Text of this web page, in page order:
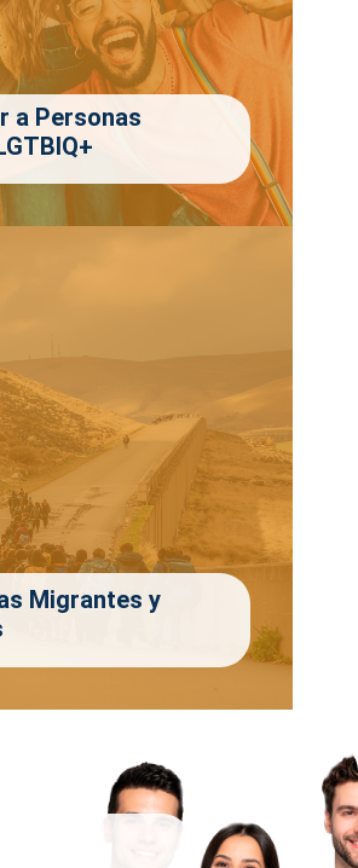
a Personas
Migrantes y